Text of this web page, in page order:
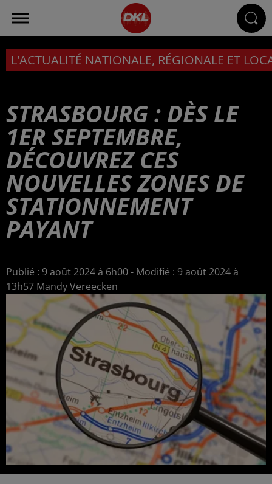
L'ACTUALITÉ NATIONALE, RÉGIONALE ET
STRASBOURG : DÈS LE
1ER SEPTEMBRE,
DÉCOUVREZ CES
NOUVELLES ZONES DE
STATIONNEMENT
PAYANT
Publié : 9 août 2024 à 6h00 - Modifié : 9 août 2024 à
13h57 Mandy Vereecken